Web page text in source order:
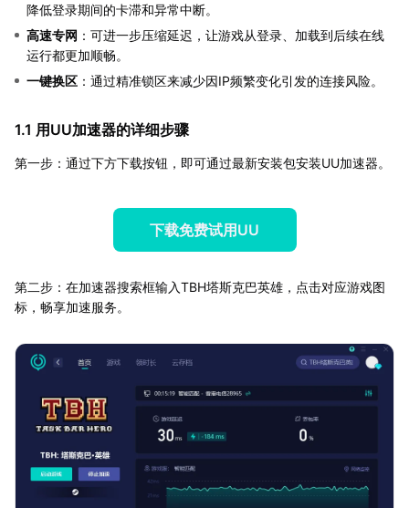
降低登录期间的卡滞和异常中断。
高速专网 ：可进一步压缩延迟，让游戏从登录、加载到后续在线
运行都更加顺畅。
一键换区 ：通过精准锁区来减少因IP频繁变化引发的连接风险。
1.1 用UU加速器的详细步骤
第一步：通过下方下载按钮，即可通过最新安装包安装UU加速器。
下载免费试用UU
第二步：在加速器搜索框输入TBH塔斯克巴英雄，点击对应游戏图
标，畅享加速服务。